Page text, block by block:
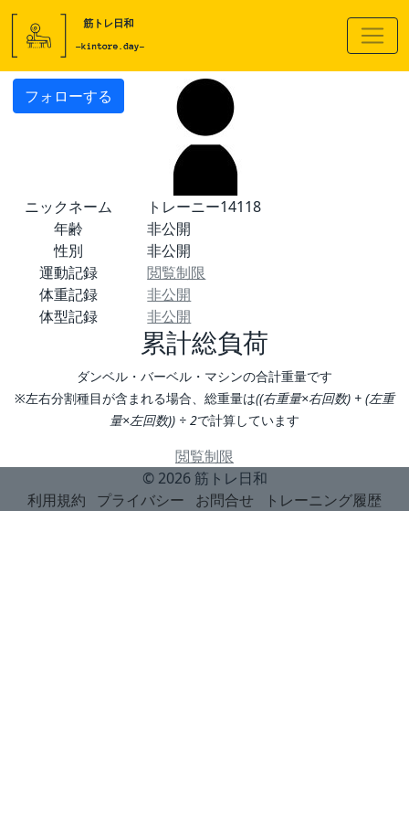
フォローする
ニックネーム
トレーニー14118
年齢
非公開
性別
非公開
運動記録
閲覧制限
体重記録
非公開
体型記録
非公開
累計総負荷
ダンベル・バーベル・マシンの合計重量です
※左右分割種目が含まれる場合、総重量は((右重量×右回数) + (左重
量×左回数)) ÷ 2で計算しています
閲覧制限
© 2026 筋トレ日和
利用規約
プライバシー お問合せ トレーニング履歴